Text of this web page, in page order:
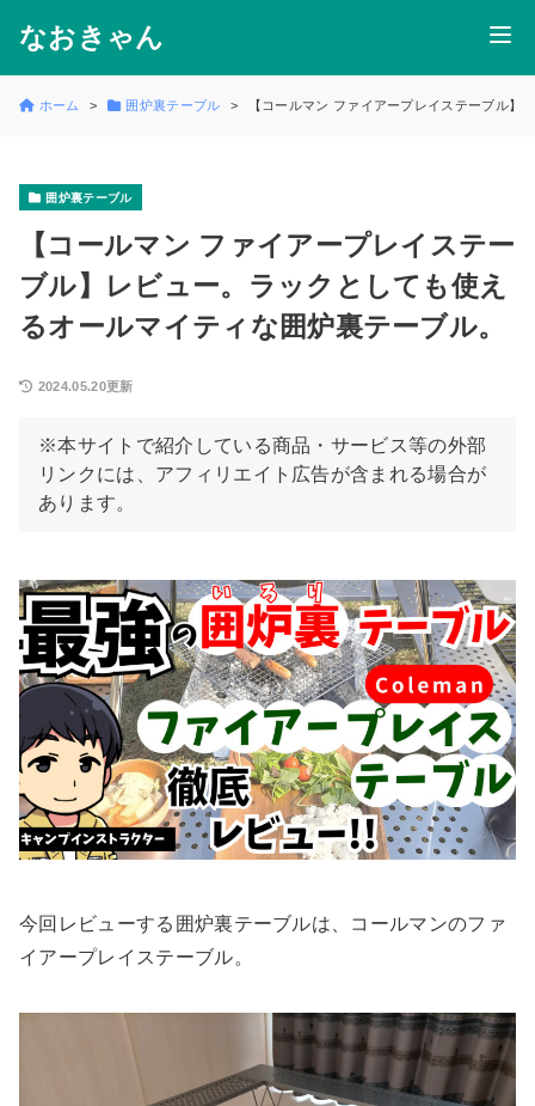
なおきゃん
ホーム 囲炉裏テーブル 【コールマン ファイアープレイステーブル】
囲炉裏テーブル
【コールマン ファイアープレイステー
ブル】レビュー。ラックとしても使え
るオールマイティな囲炉裏テーブル。
2024.05.20更新
※本サイトで紹介している商品・サービス等の外部
リンクには、アフィリエイト広告が含まれる場合が
あります。
今回レビューする囲炉裏テーブルは、コールマンのファ
イアープレイステーブル。